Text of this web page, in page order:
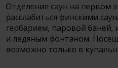
Отделение саун на первом
расслабиться финскими
гербарием, паровой баней,
и ледяным фонтаном.
возможно только в